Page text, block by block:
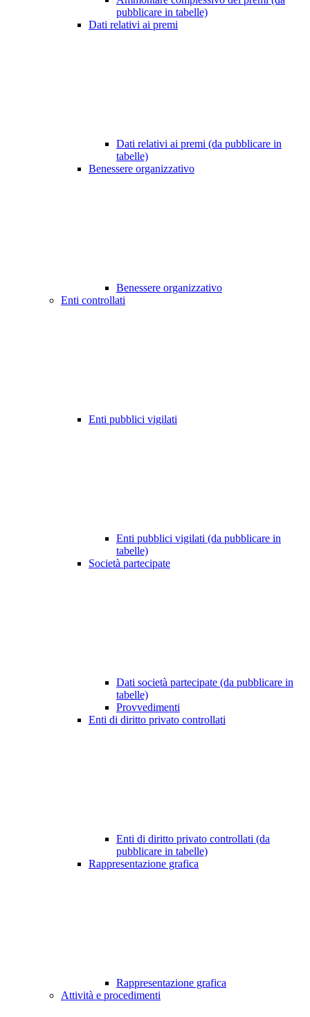
pubblicare in tabelle)
Dati relativi ai premi
Dati relativi ai premi (da pubblicare in
tabelle)
Benessere organizzativo
Benessere organizzativo
Enti controllati
Enti pubblici vigilati
Enti pubblici vigilati (da pubblicare in
tabelle)
Società partecipate
Dati società partecipate (da pubblicare in
tabelle)
Provvedimenti
Enti di diritto privato controllati
Enti di diritto privato controllati (da
pubblicare in tabelle)
Rappresentazione grafica
Rappresentazione grafica
Attività e procedimenti